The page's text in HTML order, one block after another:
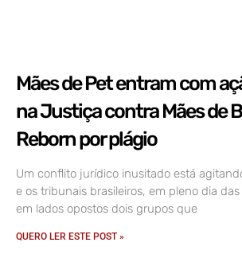
Mães de Pet entram com
na Justiça contra Mães de
Reborn por plágio
Um conflito jurídico inusitado está
e os tribunais brasileiros, em pleno dia
em lados opostos dois grupos que
QUERO LER ESTE POST »